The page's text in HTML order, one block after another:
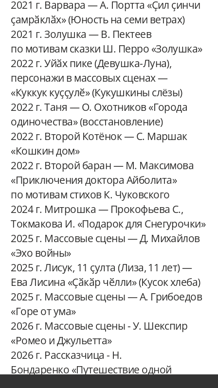
2021 г. Варвара — А. Портта «Ҫил ҫинчи
ҫамрӑклӑх» (Юность на семи ветрах)
2021 г. Золушка — В. Пектеев
по мотивам сказки Ш. Перро «Золушка»
2022 г. Уйӑх пике (Девушка-Луна),
персонажи в массовых сценах —
«Куккук куҫҫулӗ» (Кукушкины слёзы)
2022 г. Таня — О. Охотников «Города
одиночества» (восстановление)
2022 г. Второй Котёнок — С. Маршак
«Кошкин дом»
2022 г. Второй баран — М. Максимова
«Приключения доктора Айболита»
по мотивам стихов К. Чуковского
2024 г. Митрошка — Прокофьева С.,
Токмакова И. «Подарок для Снегурочки»
2025 г. Массовые сцены — Д. Михайлов
«Эхо войны»
2025 г. Лисук, 11 ҫулта (Лиза, 11 лет) —
Ева Лисина «Ҫӑкӑр чӗлли» (Кусок хлеба)
2025 г. Массовые сцены — А. Грибоедов
«Горе от ума»
2026 г. Массовые сцены - У. Шекспир
«Ромео и Джульетта»
2026 г. Рассказчица - Н.
Бондаренко «Путешествие одной